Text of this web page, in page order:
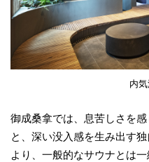
内
御成桑拿では、息苦しさを
と、深い没入感を生み出す
より、一般的なサウナとは